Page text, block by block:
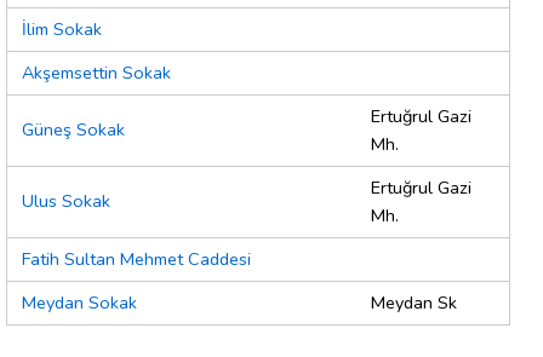
İlim Sokak
Akşemsettin Sokak
Güneş Sokak
Ertuğrul Gazi
Mh.
Ulus Sokak
Ertuğrul Gazi
Mh.
Fatih Sultan Mehmet Caddesi
Meydan Sokak
Meydan Sk